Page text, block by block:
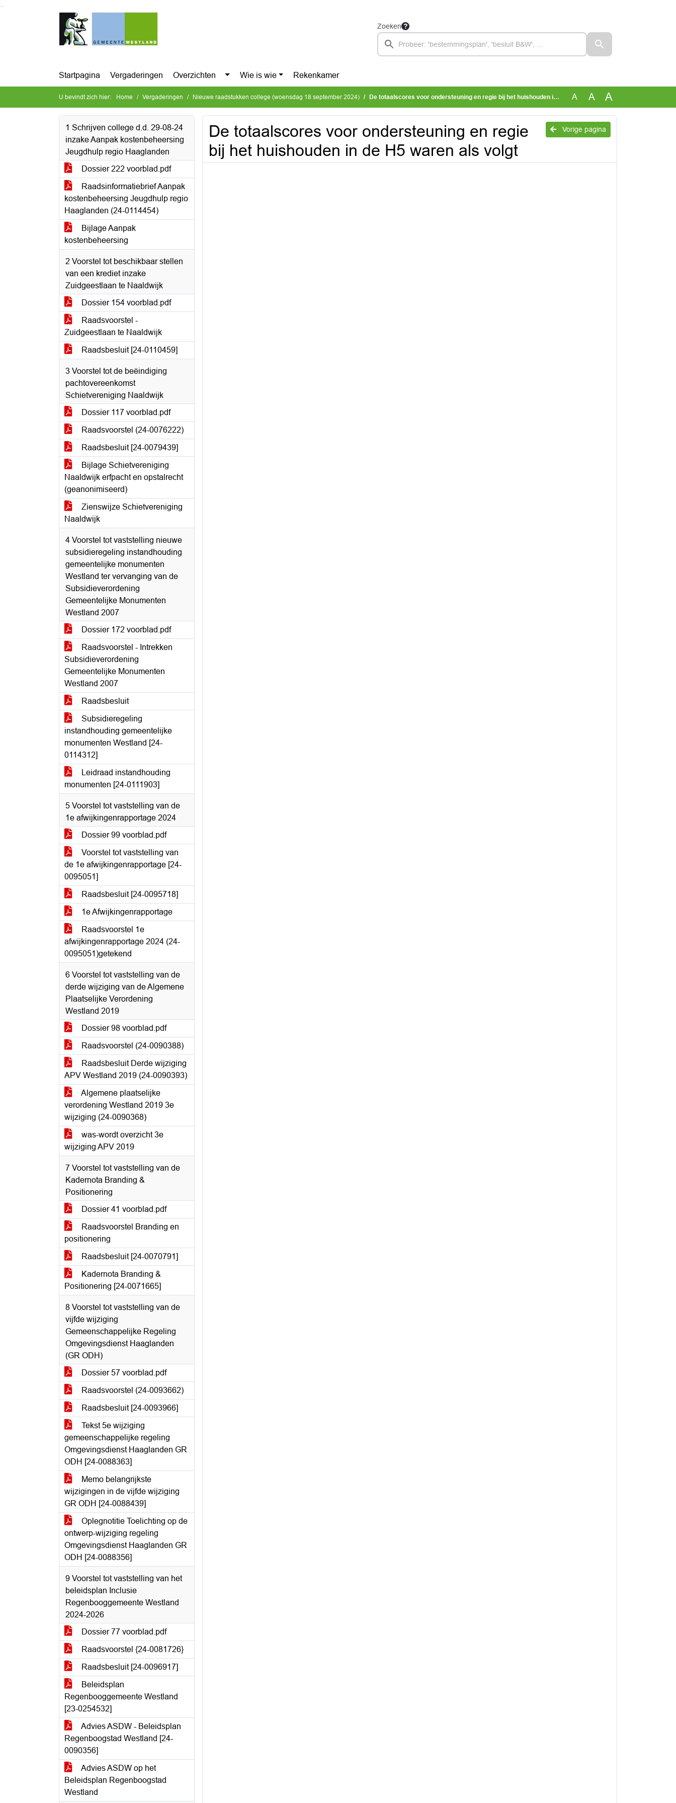
Ga naar de inhoud van deze pagina
Ga naar het zoeken
Ga naar het menu
Zoeken
Startpagina Vergaderingen Overzichten Wie is wie Rekenkamer
U bevindt zich hier: Home Vergaderingen Nieuwe raadstukken college (woensdag 18 september 2024) De totaalscores voor ondersteuning en regie bij het huishouden in de H5 waren als volgt A A A
1 Schrijven college d.d. 29-08-24
inzake Aanpak kostenbeheersing
Jeugdhulp regio Haaglanden
Dossier 222 voorblad.pdf
Raadsinformatiebrief Aanpak
kostenbeheersing Jeugdhulp regio
Haaglanden (24-0114454)
Bijlage Aanpak
kostenbeheersing
2 Voorstel tot beschikbaar stellen
van een krediet inzake
Zuidgeestlaan te Naaldwijk
Dossier 154 voorblad.pdf
Raadsvoorstel -
Zuidgeestlaan te Naaldwijk
Raadsbesluit [24-0110459]
3 Voorstel tot de beëindiging
pachtovereenkomst
Schietvereniging Naaldwijk
Dossier 117 voorblad.pdf
Raadsvoorstel (24-0076222)
Raadsbesluit [24-0079439]
Bijlage Schietvereniging
Naaldwijk erfpacht en opstalrecht
(geanonimiseerd)
Zienswijze Schietvereniging
Naaldwijk
4 Voorstel tot vaststelling nieuwe
subsidieregeling instandhouding
gemeentelijke monumenten
Westland ter vervanging van de
Subsidieverordening
Gemeentelijke Monumenten
Westland 2007
Dossier 172 voorblad.pdf
Raadsvoorstel - Intrekken
Subsidieverordening
Gemeentelijke Monumenten
Westland 2007
Raadsbesluit
Subsidieregeling
instandhouding gemeentelijke
monumenten Westland [24-
0114312]
Leidraad instandhouding
monumenten [24-0111903]
5 Voorstel tot vaststelling van de
1e afwijkingenrapportage 2024
Dossier 99 voorblad.pdf
Voorstel tot vaststelling van
de 1e afwijkingenrapportage [24-
0095051]
Raadsbesluit [24-0095718]
1e Afwijkingenrapportage
Raadsvoorstel 1e
afwijkingenrapportage 2024 (24-
0095051)getekend
6 Voorstel tot vaststelling van de
derde wijziging van de Algemene
Plaatselijke Verordening
Westland 2019
Dossier 98 voorblad.pdf
Raadsvoorstel (24-0090388)
Raadsbesluit Derde wijziging
APV Westland 2019 (24-0090393)
Algemene plaatselijke
verordening Westland 2019 3e
wijziging (24-0090368)
was-wordt overzicht 3e
wijziging APV 2019
7 Voorstel tot vaststelling van de
Kadernota Branding &
Positionering
Dossier 41 voorblad.pdf
Raadsvoorstel Branding en
positionering
Raadsbesluit [24-0070791]
Kadernota Branding &
Positionering [24-0071665]
8 Voorstel tot vaststelling van de
vijfde wijziging
Gemeenschappelijke Regeling
Omgevingsdienst Haaglanden
(GR ODH)
Dossier 57 voorblad.pdf
Raadsvoorstel (24-0093662)
Raadsbesluit [24-0093966]
Tekst 5e wijziging
gemeenschappelijke regeling
Omgevingsdienst Haaglanden GR
ODH [24-0088363]
Memo belangrijkste
wijzigingen in de vijfde wijziging
GR ODH [24-0088439]
Oplegnotitie Toelichting op de
ontwerp-wijziging regeling
Omgevingsdienst Haaglanden GR
ODH [24-0088356]
9 Voorstel tot vaststelling van het
beleidsplan Inclusie
Regenbooggemeente Westland
2024-2026
Dossier 77 voorblad.pdf
Raadsvoorstel {24-0081726}
Raadsbesluit [24-0096917]
Beleidsplan
Regenbooggemeente Westland
[23-0254532]
Advies ASDW - Beleidsplan
Regenboogstad Westland [24-
0090356]
Advies ASDW op het
Beleidsplan Regenboogstad
Westland
Vorige pagina
De totaalscores voor ondersteuning en regie
bij het huishouden in de H5 waren als volgt